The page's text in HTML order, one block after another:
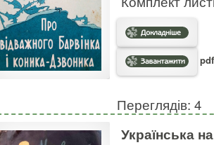
Переглядів: 4
Українська